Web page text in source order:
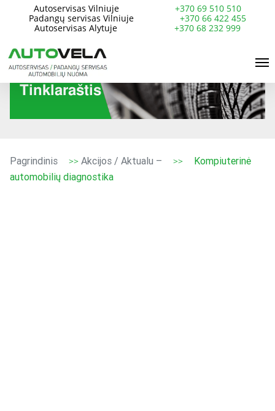
content
Autoservisas Vilniuje
+370 69 510 510
Padangų servisas Vilniuje
+370 66 422 455
Autoservisas Alytuje
+370 68 232 999
Tinklaraštis
Pagrindinis >> Akcijos / Aktualu – >>
Kompiuterinė
automobilių diagnostika